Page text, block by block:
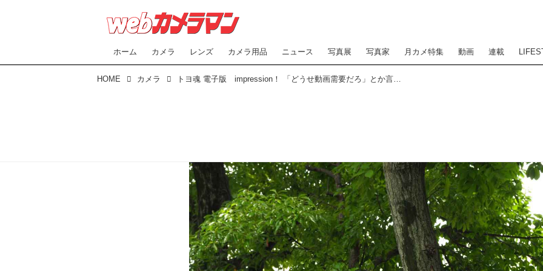
ホーム カメラ レンズ カメラ用品 ニュース 写真展 写真家 月カメ特集 動画 連載
HOME カメラ トヨ魂 電子版 impression！ 「どうせ動画需要だろ」とか言ってないで、パナの本気を受け止めなはれ！ LEICA DG VARIO-SUMMILUX 25-50 mm/F1.7 ASPH. ○メーカー希望小売価格（税込）：24万2000円○発売日：8月26日 ●撮影・解説：豊田慶記